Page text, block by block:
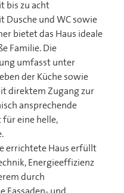
bis zu acht
Dusche und WC sowie
bietet das Haus ideale
Familie. Die
umfasst unter
der Küche sowie
direktem Zugang zur
ansprechende
für eine helle,
errichtete Haus erfüllt
Energieeffizienz
durch